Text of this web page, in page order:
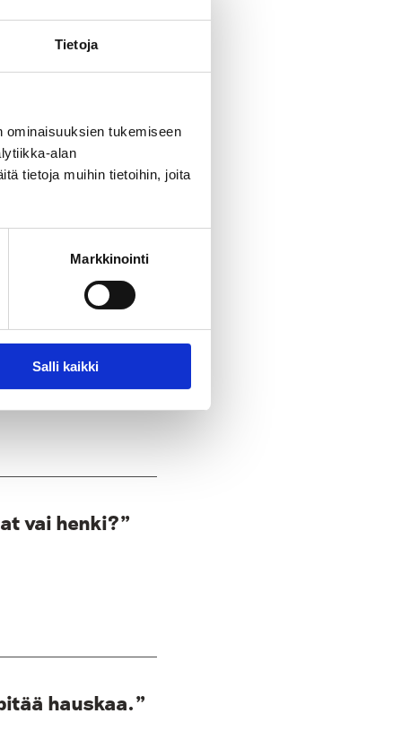
Tietoja
ominaisuuksien tukemiseen
alan
tietoja muihin tietoihin, joita
Markkinointi
Salli kaikki
kestävään
vai henki?”
hauskaa.”